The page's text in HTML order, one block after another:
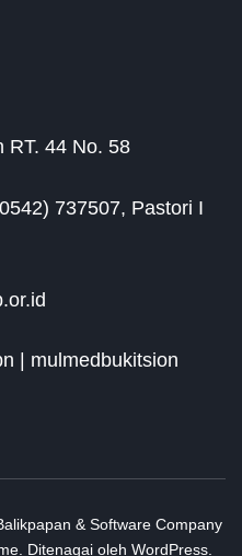
RT. 44 No. 58
737507, Pastori I
| mulmedbukitsion
& Software Company
. Ditenagai oleh WordPress.